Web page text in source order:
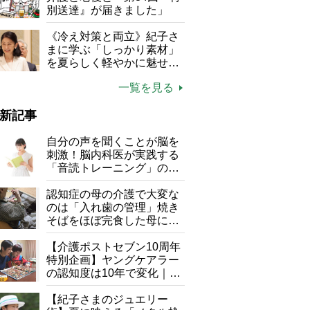
別送達』が届きました」
《冷え対策と両立》紀子さ
まに学ぶ「しっかり素材」
を夏らしく軽やかに魅せる
一覧を見る
記事
自分の声を聞くことが脳を
刺激！脳内科医が実践する
「音読トレーニング」の極
意
認知症の母の介護で大変な
のは「入れ歯の管理」焼き
そばをほぼ完食した母に息
子が血の気が引いた理由
【介護ポストセブン10周年
特別企画】ヤングケアラー
の認知度は10年で変化｜流
行語大賞にノミネート、法
律にも明記されたが果たし
【紀子さまのジュエリー